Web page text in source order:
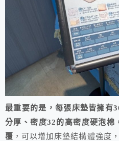
最重要的是，每張床墊皆擁有
分厚、密度32的高密度硬泡棉
覆 ，可以增加床墊結構體強度